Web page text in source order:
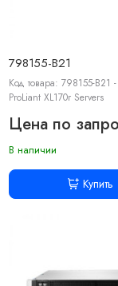
798155-B21
Код товара: 798155-B21
ProLiant XL170r Servers
Цена по
В наличии
Купить